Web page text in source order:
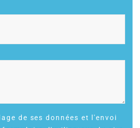
de ses données et l'envoi